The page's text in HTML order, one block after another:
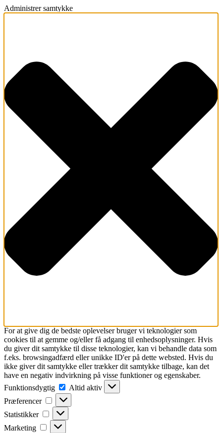
Administrer samtykke
For at give dig de bedste oplevelser bruger vi teknologier som
cookies til at gemme og/eller få adgang til enhedsoplysninger. Hvis
du giver dit samtykke til disse teknologier, kan vi behandle data som
f.eks. browsingadfærd eller unikke ID'er på dette websted. Hvis du
ikke giver dit samtykke eller trækker dit samtykke tilbage, kan det
have en negativ indvirkning på visse funktioner og egenskaber.
Funktionsdygtig
Funktionsdygtig
Altid aktiv
Præferencer
Præferencer
Statistikker Statistikker
Marketing Marketing